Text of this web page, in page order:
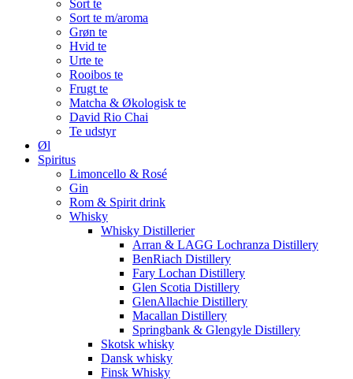
Sort te
Sort te m/aroma
Grøn te
Hvid te
Urte te
Rooibos te
Frugt te
Matcha & Økologisk te
David Rio Chai
Te udstyr
Øl
Spiritus
Limoncello & Rosé
Gin
Rom & Spirit drink
Whisky
Whisky Distillerier
Arran & LAGG Lochranza Distillery
BenRiach Distillery
Fary Lochan Distillery
Glen Scotia Distillery
GlenAllachie Distillery
Macallan Distillery
Springbank & Glengyle Distillery
Skotsk whisky
Dansk whisky
Finsk Whisky